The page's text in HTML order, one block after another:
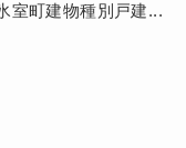
室町建物種別戸建...